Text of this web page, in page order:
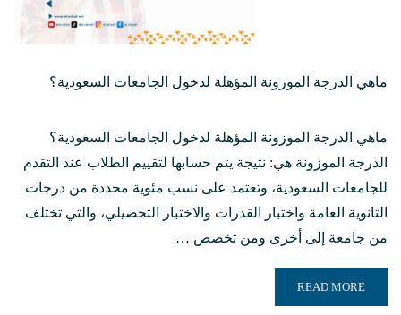
ماهي الدرجة الموزونة المؤهلة لدخول الجامعات السعودية؟
ماهي الدرجة الموزونة المؤهلة لدخول الجامعات السعودية؟
الدرجة الموزونة هي: نتيجة يتم حسابها لتقييم الطلاب عند التقدم
للجامعات السعودية، وتعتمد على نسب مئوية محددة من درجات
الثانوية العامة واختبار القدرات والاختبار التحصيلي، والتي تختلف
من جامعة إلى أخرى ومن تخصص …
READ MORE ABOUT ماهي الدرجة الموزونة المؤهلة لدخول الجامعات السعودية؟
READ MORE